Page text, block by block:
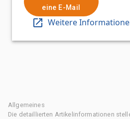
eine E-Mail
Weitere
Allgemeines
Die detaillierten Artikelinformationen